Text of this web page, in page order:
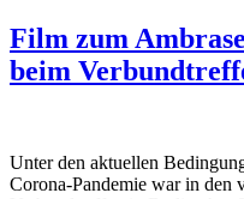
Film zum
beim
Unter den aktuellen
Corona-Pandemie war in den